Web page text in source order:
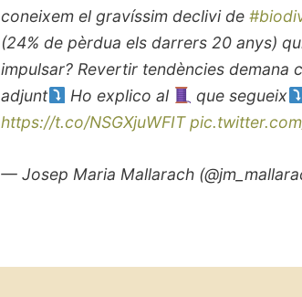
coneixem el gravíssim declivi de
(24% de pèrdua els darrers 20 anys)
impulsar? Revertir tendències demana
adjunt
Ho explico al
que segueix
https://t.co/NSGXjuWFIT
— Josep Maria Mallarach